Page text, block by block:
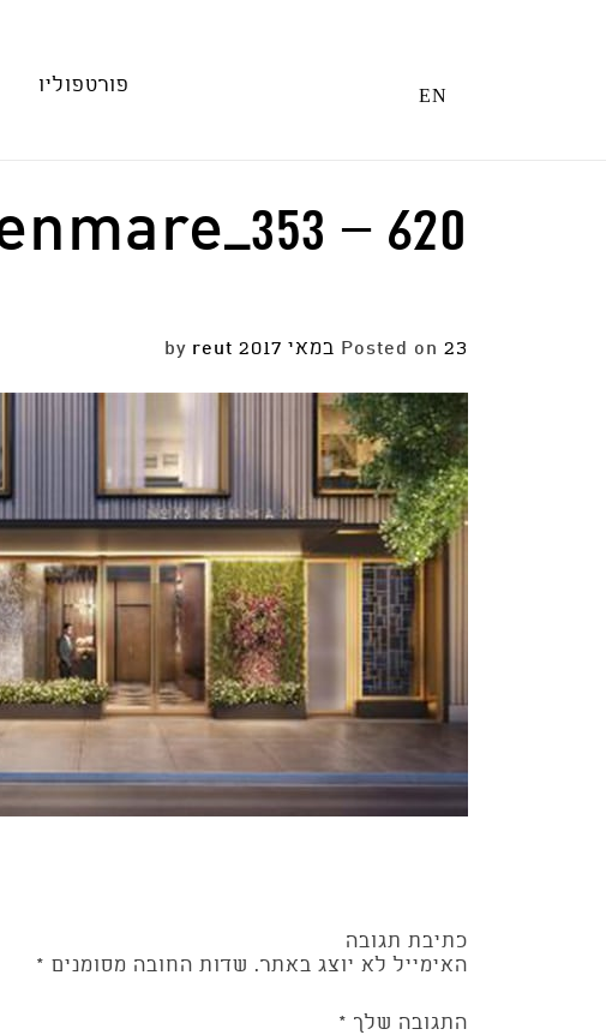
EN
פורטפוליו
620 – 353_kenmare
Posted on 23 במאי 2017 reut
navigation
כתיבת תגובה
האימייל לא יוצג באתר. שדות החובה מסומנים *
התגובה שלך *